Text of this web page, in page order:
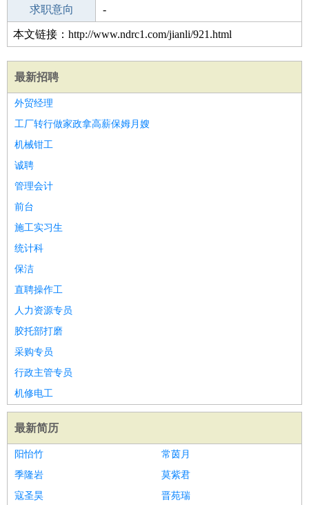
外语水平
求职意向 -
本文链接：http://www.ndrc1.com/jianli/921.html
最新招聘
外贸经理
工厂转行做家政拿高薪保姆月嫂
机械钳工
诚聘
管理会计
前台
施工实习生
统计科
保洁
直聘操作工
人力资源专员
胶托部打磨
采购专员
行政主管专员
机修电工
最新简历
阳怡竹
常茵月
季隆岩
莫紫君
寇圣昊
晋苑瑞